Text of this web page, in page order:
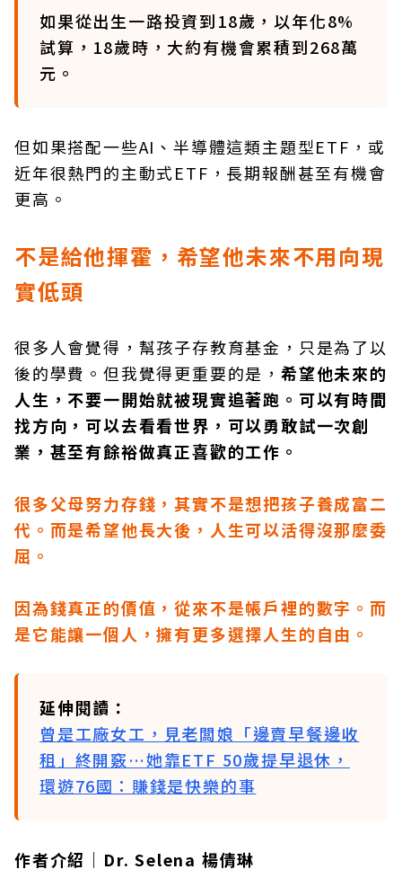
如果從出生一路投資到18歲，以年化8%
試算，18歲時，大約有機會累積到268萬
元。
但如果搭配一些AI、半導體這類主題型ETF，或
近年很熱門的主動式ETF，長期報酬甚至有機會
更高。
不是給他揮霍，希望他未來不用向現
實低頭
很多人會覺得，幫孩子存教育基金，只是為了以
後的學費。但我覺得更重要的是， 希望他未來的
人生，不要一開始就被現實追著跑。可以有時間
找方向，可以去看看世界，可以勇敢試一次創
業，甚至有餘裕做真正喜歡的工作。
很多父母努力存錢，其實不是想把孩子養成富二
代。而是希望他長大後，人生可以活得沒那麼委
屈。
因為錢真正的價值，從來不是帳戶裡的數字。而
是它能讓一個人，擁有更多選擇人生的自由。
延伸閱讀：
曾是工廠女工，見老闆娘「邊賣早餐邊收
租」終開竅…她靠ETF 50歲提早退休，
環遊76國：賺錢是快樂的事
作者介紹｜Dr. Selena 楊倩琳